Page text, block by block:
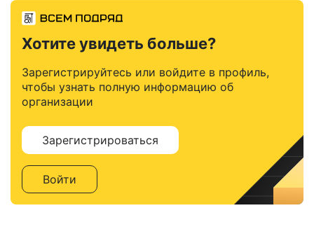
Хотите увидеть больше?
Зарегистрируйтесь или войдите в профиль,
чтобы узнать полную информацию об
организации
Зарегистрироваться
Войти